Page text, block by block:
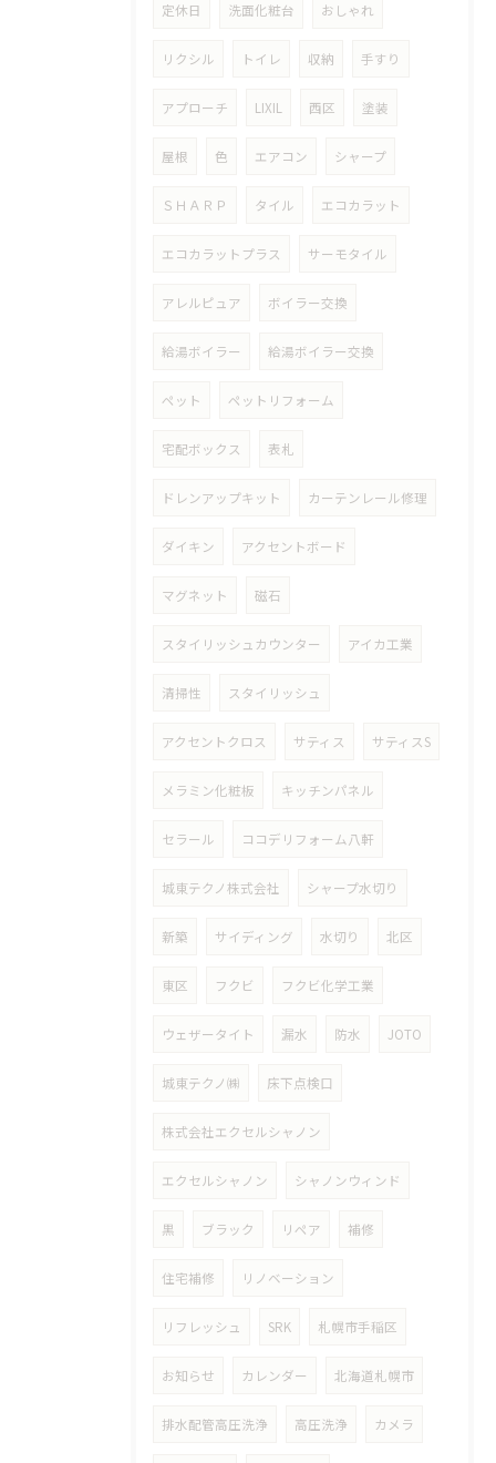
定休日 洗面化粧台 おしゃれ
リクシル トイレ 収納 手すり
アプローチ LIXIL 西区 塗装
屋根 色 エアコン シャープ
ＳＨＡＲＰ タイル エコカラット
エコカラットプラス サーモタイル
アレルピュア ボイラー交換
給湯ボイラー 給湯ボイラー交換
ペット ペットリフォーム
宅配ボックス 表札
ドレンアップキット カーテンレール修理
ダイキン アクセントボード
マグネット 磁石
スタイリッシュカウンター アイカ工業
清掃性 スタイリッシュ
アクセントクロス サティス サティスS
メラミン化粧板 キッチンパネル
セラール ココデリフォーム八軒
城東テクノ株式会社 シャープ水切り
新築 サイディング 水切り 北区
東区 フクビ フクビ化学工業
ウェザータイト 漏水 防水 JOTO
城東テクノ㈱ 床下点検口
株式会社エクセルシャノン
エクセルシャノン シャノンウィンド
黒 ブラック リペア 補修
住宅補修 リノベーション
リフレッシュ SRK 札幌市手稲区
お知らせ カレンダー 北海道札幌市
排水配管高圧洗浄 高圧洗浄 カメラ